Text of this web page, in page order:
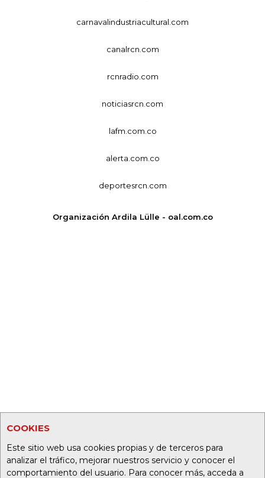
COOKIES
Este sitio web usa cookies propias y de terceros para
analizar el tráfico, mejorar nuestros servicio y conocer el
comportamiento del usuario. Para conocer más, acceda a
carnavalindustriacultural.com
canalrcn.com
rcnradio.com
noticiasrcn.com
lafm.com.co
alerta.com.co
deportesrcn.com
Organización Ardila Lülle - oal.com.co